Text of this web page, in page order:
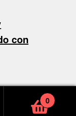
con
0